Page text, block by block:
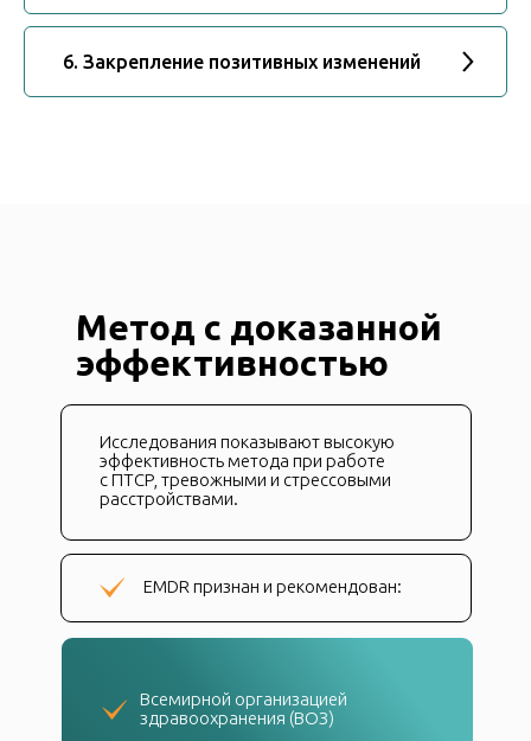
6. Закрепление позитивных изменений
EMDR признан и рекомендован:
Исследования показывают высокую
эффективность метода при работе
с ПТСР, тревожными и стрессовыми
расстройствами.
Метод с доказанной
эффективностью
Всемирной организацией
здравоохранения (ВОЗ)